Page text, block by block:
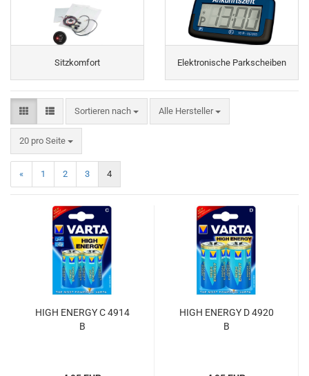
Sitzkomfort Elektronische Parkscheiben
Sortieren nach
Sortieren nach Alle Hersteller
20 pro Seite
pro Seite
« 1 2 3 4
HIGH ENERGY C 4914
B
HIGH ENERGY D 4920
B